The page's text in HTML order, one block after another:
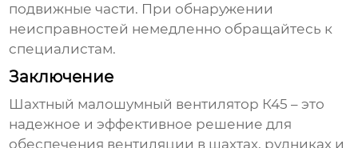
подвижные части. При обнаружении
неисправностей немедленно обращайтесь к
специалистам.
Заключение
Шахтный малошумный вентилятор К45 – это
надежное и эффективное решение для
обеспечения вентиляции в шахтах, рудниках и